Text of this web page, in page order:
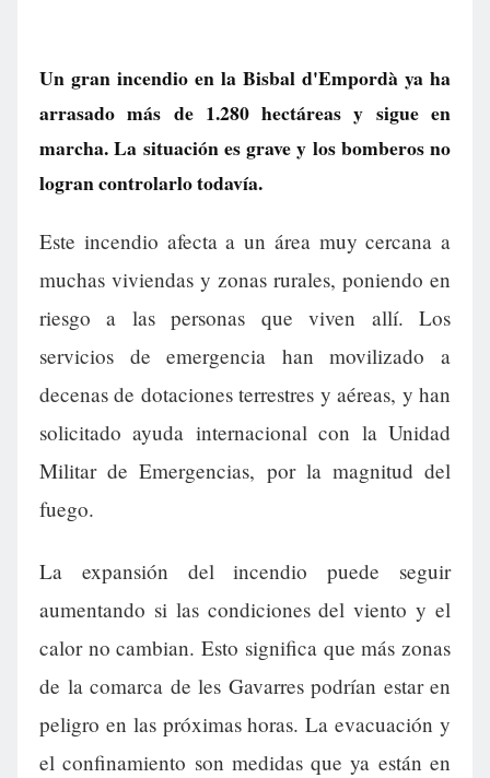
Un gran incendio en la Bisbal d'Empordà ya ha
arrasado más de 1.280 hectáreas y sigue en
marcha. La situación es grave y los bomberos no
logran controlarlo todavía.
Este incendio afecta a un área muy cercana a
muchas viviendas y zonas rurales, poniendo en
riesgo a las personas que viven allí. Los
servicios de emergencia han movilizado a
decenas de dotaciones terrestres y aéreas, y han
solicitado ayuda internacional con la Unidad
Militar de Emergencias, por la magnitud del
fuego.
La expansión del incendio puede seguir
aumentando si las condiciones del viento y el
calor no cambian. Esto significa que más zonas
de la comarca de les Gavarres podrían estar en
peligro en las próximas horas. La evacuación y
el confinamiento son medidas que ya están en